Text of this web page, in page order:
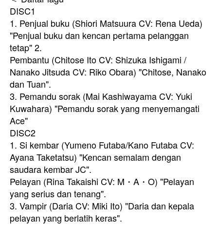
DISC1
1. Penjual buku (Shiori Matsuura CV: Rena Ueda)
"Penjual buku dan kencan pertama pelanggan
tetap" 2.
Pembantu (Chitose Ito CV: Shizuka Ishigami /
Nanako Jitsuda CV: Riko Obara) "Chitose, Nanako
dan Tuan".
3. Pemandu sorak (Mai Kashiwayama CV: Yuki
Kuwahara) "Pemandu sorak yang menyemangati
Ace"
DISC2
1. Si kembar (Yumeno Futaba/Kano Futaba CV:
Ayana Taketatsu) "Kencan semalam dengan
saudara kembar JC".
Pelayan (Rina Takaishi CV: M・A・O) "Pelayan
yang serius dan tenang".
3. Vampir (Daria CV: Miki Ito) "Daria dan kepala
pelayan yang berlatih keras".